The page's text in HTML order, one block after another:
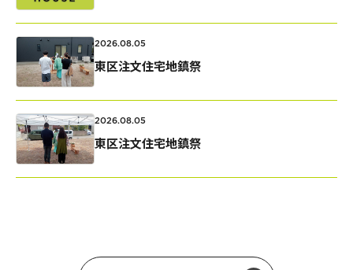
2026.08.05
東区注文住宅地鎮祭
2026.08.05
東区注文住宅地鎮祭